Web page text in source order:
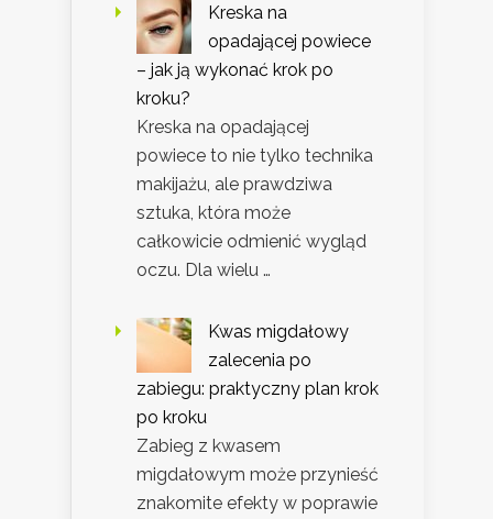
Kreska na
opadającej powiece
– jak ją wykonać krok po
kroku?
Kreska na opadającej
powiece to nie tylko technika
makijażu, ale prawdziwa
sztuka, która może
całkowicie odmienić wygląd
oczu. Dla wielu …
Kwas migdałowy
zalecenia po
zabiegu: praktyczny plan krok
po kroku
Zabieg z kwasem
migdałowym może przynieść
znakomite efekty w poprawie